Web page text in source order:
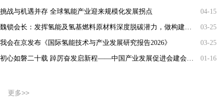
04-15
挑战与机遇并存 全球氢能产业迎来规模化发展拐点
03-25
魏锁会长：发挥氢能及氢基燃料原材料深度脱碳潜力，做构建现代能源体系主力军
03-25
我会在京发布《国际氢能技术与产业发展研究报告2026》
01-16
初心如磐二十载 踔厉奋发启新程——中国产业发展促进会建会20周年暨推动产业高质量发展综述
更多>>